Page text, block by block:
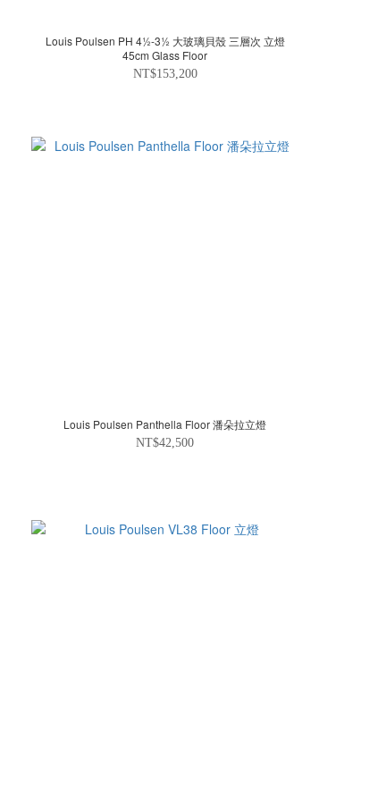
Louis Poulsen PH 4½-3½ 大玻璃貝殼 三層次 立燈
45cm Glass Floor
NT$153,200
Louis Poulsen Panthella Floor 潘朵拉立燈
NT$42,500